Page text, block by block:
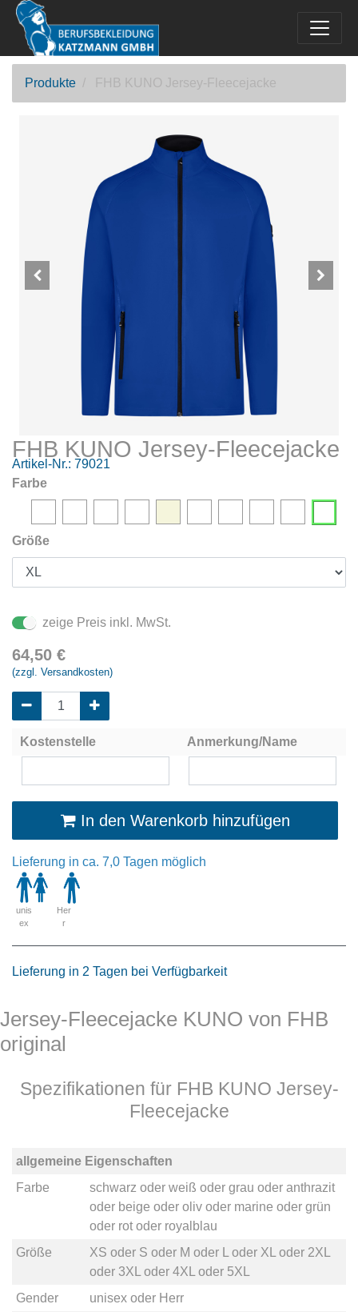
Produkte FHB KUNO Jersey-Fleecejacke
FHB KUNO Jersey-Fleecejacke
Artikel-Nr.: 79021
Farbe
Größe
zeige Preis inkl. MwSt.
64,50 €
(zzgl. Versandkosten)
Kostenstelle Anmerkung/Name
In den Warenkorb hinzufügen
Lieferung in ca. 7,0 Tagen möglich
unis
ex
Her
r
Lieferung in 2 Tagen bei Verfügbarkeit
Jersey-Fleecejacke KUNO von FHB
original
Spezifikationen für FHB KUNO Jersey-
Fleecejacke
allgemeine Eigenschaften
Farbe
schwarz oder weiß oder grau oder anthrazit
oder beige oder olivoder marine oder grün
oder rotoder royalblau
Größe
XS oder S oder M oder oder XL oder 2XL
oder 3XL oder 4XL oder 5XL
Gender
unisexoder Herr